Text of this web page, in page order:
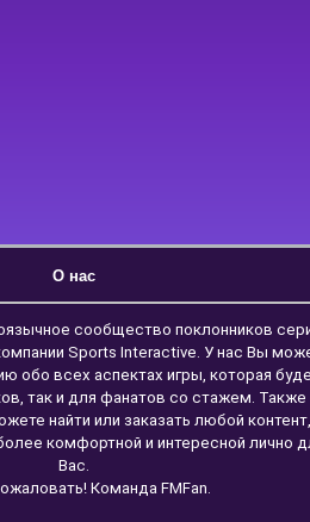
О нас
сообщество поклонников
Sports Interactive. У нас Вы
обо всех аспектах игры, которая
так и для фанатов со стажем. Также
найти или заказать любой контент,
комфортной и интересной лично
Вас.
Команда FMFan.